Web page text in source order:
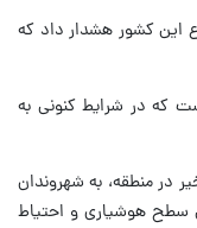
این کشور هشدار داد که
که در شرایط کنونی به
در منطقه، به شهروندان
سطح هوشیاری و احتیاط